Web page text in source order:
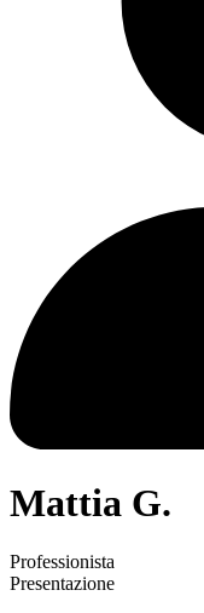
Mattia G.
Professionista
Presentazione